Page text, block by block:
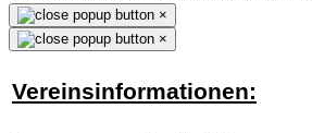
×
×
Vereinsinformationen: